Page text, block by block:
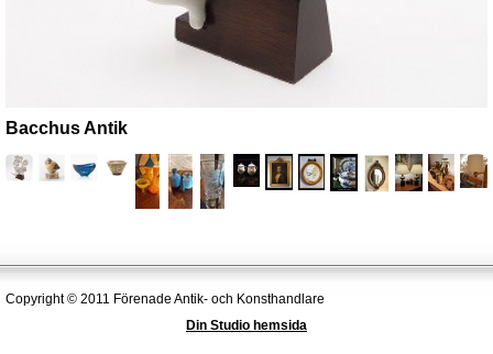
Bacchus Antik
Copyright © 2011 Förenade Antik- och Konsthandlare
Din Studio hemsida